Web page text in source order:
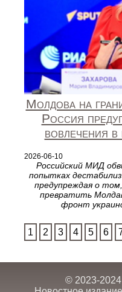
Молдова на
Россия
вовлечения
2026-06-10
Российский МИД
попытках
предупреждая о
превратить
фронт
1 2 3 4 5 6
© 2023-